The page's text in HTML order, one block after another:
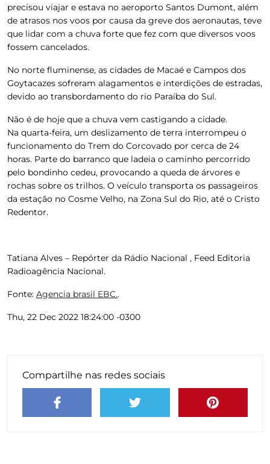
precisou viajar e estava no aeroporto Santos Dumont, além
de atrasos nos voos por causa da greve dos aeronautas, teve
que lidar com a chuva forte que fez com que diversos voos
fossem cancelados.
No norte fluminense, as cidades de Macaé e Campos dos
Goytacazes sofreram alagamentos e interdições de estradas,
devido ao transbordamento do rio Paraíba do Sul.
Não é de hoje que a chuva vem castigando a cidade.
Na quarta-feira, um deslizamento de terra interrompeu o
funcionamento do Trem do Corcovado por cerca de 24
horas. Parte do barranco que ladeia o caminho percorrido
pelo bondinho cedeu, provocando a queda de árvores e
rochas sobre os trilhos. O veículo transporta os passageiros
da estação no Cosme Velho, na Zona Sul do Rio, até o Cristo
Redentor.
Tatiana Alves – Repórter da Rádio Nacional , Feed Editoria
Radioagência Nacional.
Fonte: Agencia brasil EBC..
Thu, 22 Dec 2022 18:24:00 -0300
Compartilhe nas redes sociais